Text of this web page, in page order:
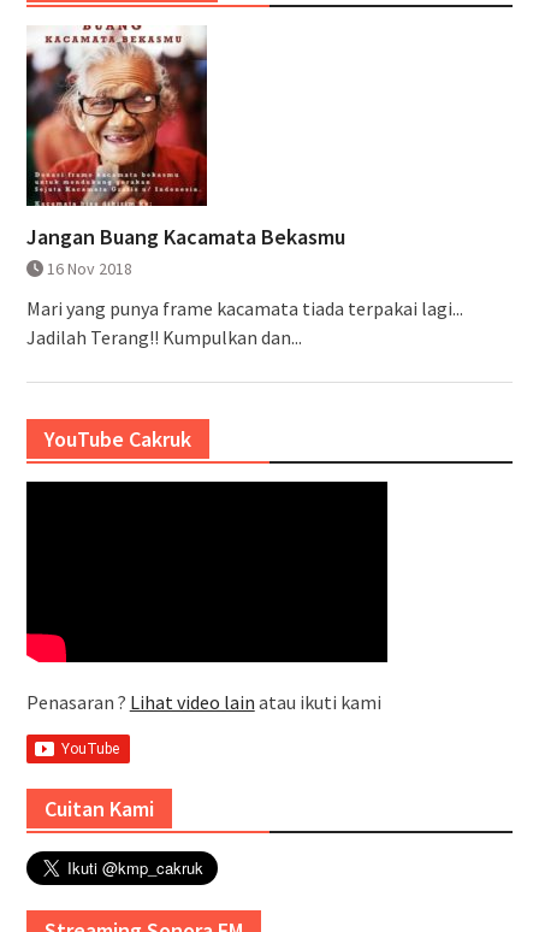
Jangan Buang Kacamata Bekasmu
16 Nov 2018
Mari yang punya frame kacamata tiada terpakai lagi...
Jadilah Terang!! Kumpulkan dan...
YouTube Cakruk
Penasaran ? Lihat video lain atau ikuti kami
Cuitan Kami